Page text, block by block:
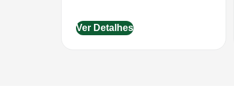
Ver Detalhes